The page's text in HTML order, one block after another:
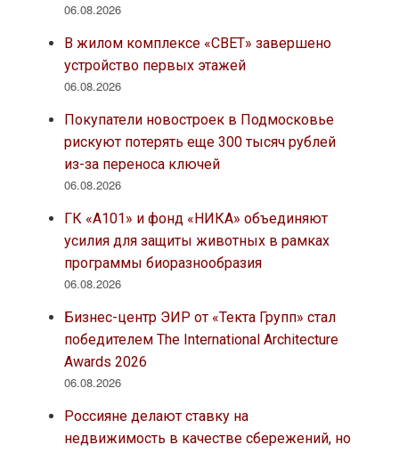
06.08.2026
В жилом комплексе «СВЕТ» завершено
устройство первых этажей
06.08.2026
Покупатели новостроек в Подмосковье
рискуют потерять еще 300 тысяч рублей
из-за переноса ключей
06.08.2026
ГК «А101» и фонд «НИКА» объединяют
усилия для защиты животных в рамках
программы биоразнообразия
06.08.2026
Бизнес-центр ЭИР от «Текта Групп» стал
победителем The International Architecture
Awards 2026
06.08.2026
Россияне делают ставку на
недвижимость в качестве сбережений, но